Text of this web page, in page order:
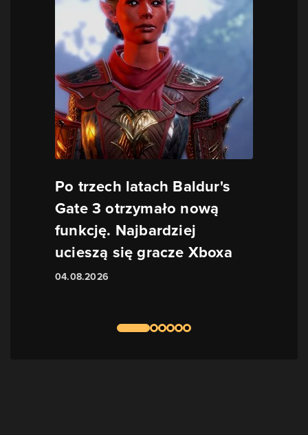
Po trzech latach Baldur's
Gate 3 otrzymało nową
funkcję. Najbardziej
ucieszą się gracze Xboxa
04.08.2026